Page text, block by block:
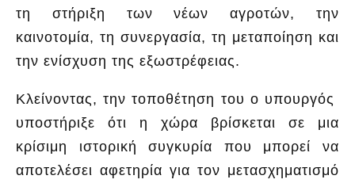
τη στήριξη των νέων αγροτών, την
καινοτομία, τη συνεργασία, τη μεταποίηση και
την ενίσχυση της εξωστρέφειας.
Κλείνοντας, την τοποθέτηση του ο υπουργός
υποστήριξε ότι η χώρα βρίσκεται σε μια
κρίσιμη ιστορική συγκυρία που μπορεί να
αποτελέσει αφετηρία για τον μετασχηματισμό